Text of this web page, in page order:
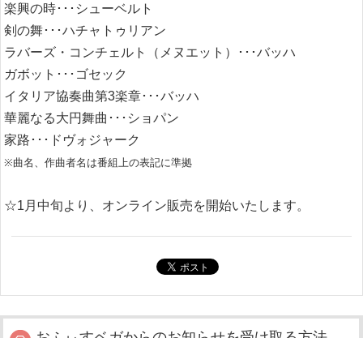
楽興の時･･･シューベルト
剣の舞･･･ハチャトゥリアン
ラバーズ・コンチェルト（メヌエット）･･･バッハ
ガボット･･･ゴセック
イタリア協奏曲第3楽章･･･バッハ
華麗なる大円舞曲･･･ショパン
家路･･･ドヴォジャーク
※曲名、作曲者名は番組上の表記に準拠
☆1月中旬より、オンライン販売を開始いたします。